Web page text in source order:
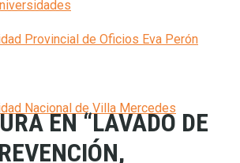
Provincial de Oficios Eva Perón
Nacional de Villa Mercedes
EN “LAVADO DE